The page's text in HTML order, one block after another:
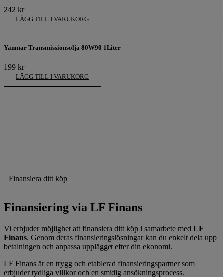
242 kr
LÄGG TILL I VARUKORG
Yanmar Transmissionsolja 80W90 1Liter
199 kr
LÄGG TILL I VARUKORG
Finansiera ditt köp
Finansiering via LF Finans
Vi erbjuder möjlighet att finansiera ditt köp i samarbete med LF
Finans. Genom deras finansieringslösningar kan du enkelt dela upp
betalningen och anpassa upplägget efter din ekonomi.
LF Finans är en trygg och etablerad finansieringspartner som
erbjuder tydliga villkor och en smidig ansökningsprocess.